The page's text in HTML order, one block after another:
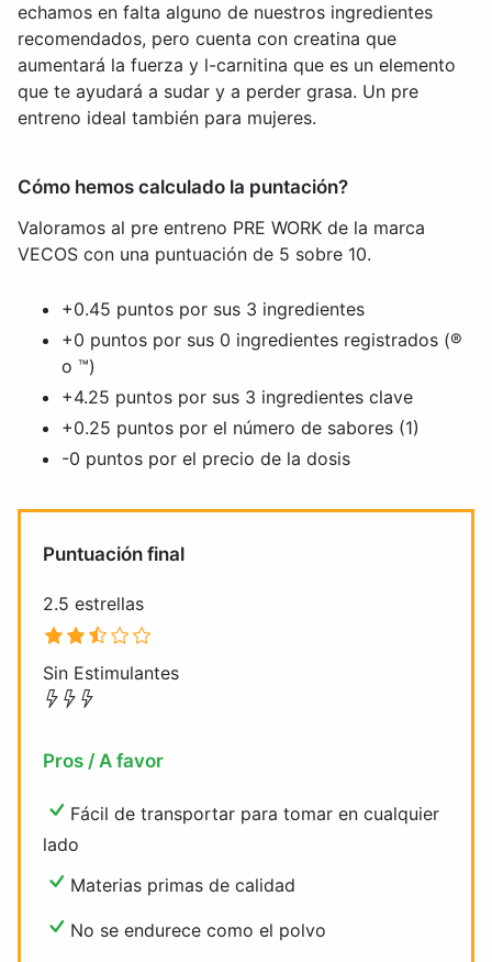
echamos en falta alguno de nuestros ingredientes
recomendados, pero cuenta con creatina que
aumentará la fuerza y l-carnitina que es un elemento
que te ayudará a sudar y a perder grasa. Un pre
entreno ideal también para mujeres.
Cómo hemos calculado la puntación?
Valoramos al pre entreno PRE WORK de la marca
VECOS con una puntuación de 5 sobre 10.
+0.45 puntos por sus 3 ingredientes
+0 puntos por sus 0 ingredientes registrados (®
o ™)
+4.25 puntos por sus 3 ingredientes clave
+0.25 puntos por el número de sabores (1)
-0 puntos por el precio de la dosis
Puntuación final
2.5 estrellas
Sin Estimulantes
Pros / A favor
Fácil de transportar para tomar en cualquier
lado
Materias primas de calidad
No se endurece como el polvo